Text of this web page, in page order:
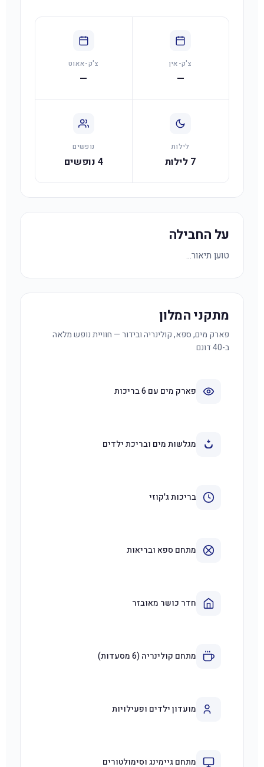
צ'ק-אין
—
צ'ק-אאוט
—
לילות
7 לילות
נופשים
4 נופשים
על החבילה
טוען תיאור...
מתקני המלון
פארק מים, ספא, קולינריה ובידור — חוויית נופש מלאה
ב-40 דונם
פארק מים עם 6 בריכות
מגלשות מים ובריכת ילדים
בריכות ג'קוזי
מתחם ספא ובריאות
חדר כושר מאובזר
מתחם קולינריה (6 מסעדות)
מועדון ילדים ופעילויות
מתחם גיימינג וסימולטורים